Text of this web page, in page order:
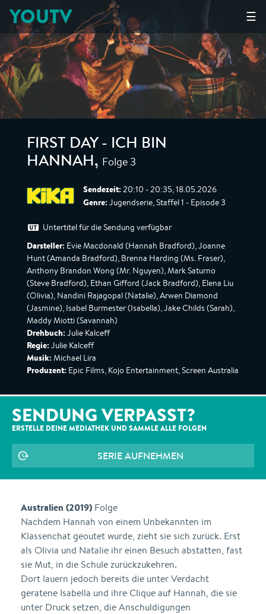
☰
YOUTV
FIRST DAY - ICH BIN
HANNAH, Folge 3
Sendezeit: 20:10 - 20:35, 18.05.2026
Genre: Jugendserie, Staffel 1 - Episode 3
Untertitel für die Sendung verfügbar
Darsteller: Evie Macdonald (Hannah Bradford), Joanne
Hunt (Amanda Bradford), Brenna Harding (Ms. Fraser),
Anthony Brandon Wong (Mr. Nguyen), Mark Saturno
(Steve Bradford), Ethan Gifford (Jack Bradford), Elena Liu
(Olivia), Nandini Rajagopal (Natalie), Arwen Diamond
(Jasmine), Isabel Burmester (Isabella), Jake Childs (Sarah),
Maddy Miotti (Savannah)
Drehbuch: Julie Kalceff
Regie: Julie Kalceff
Musik: Michael Lira
Produzent: Epic Films, Kojo Entertainment, Screen Australia
SENDUNG VERPASST?
ERSTELLE DEINE MEDIATHEK UND SAMMLE ALLE FOLGEN
SERIE AUFNEHMEN
Australien (2019) Folge
Nachdem Hannah von einem Unbekannten im
Klassenchat geoutet wurde, zieht sie sich zurück. Erst
als Olivia und Natalie ihr einen Besuch abstatten, fast
sie Mut, in die Schule zurückzukehren.
Dort lauern jedoch bereits die unter Verdacht
geratene Isabella und ihre Clique auf Hannah, die sie
unter Druck setzen, die Anschuldigungen